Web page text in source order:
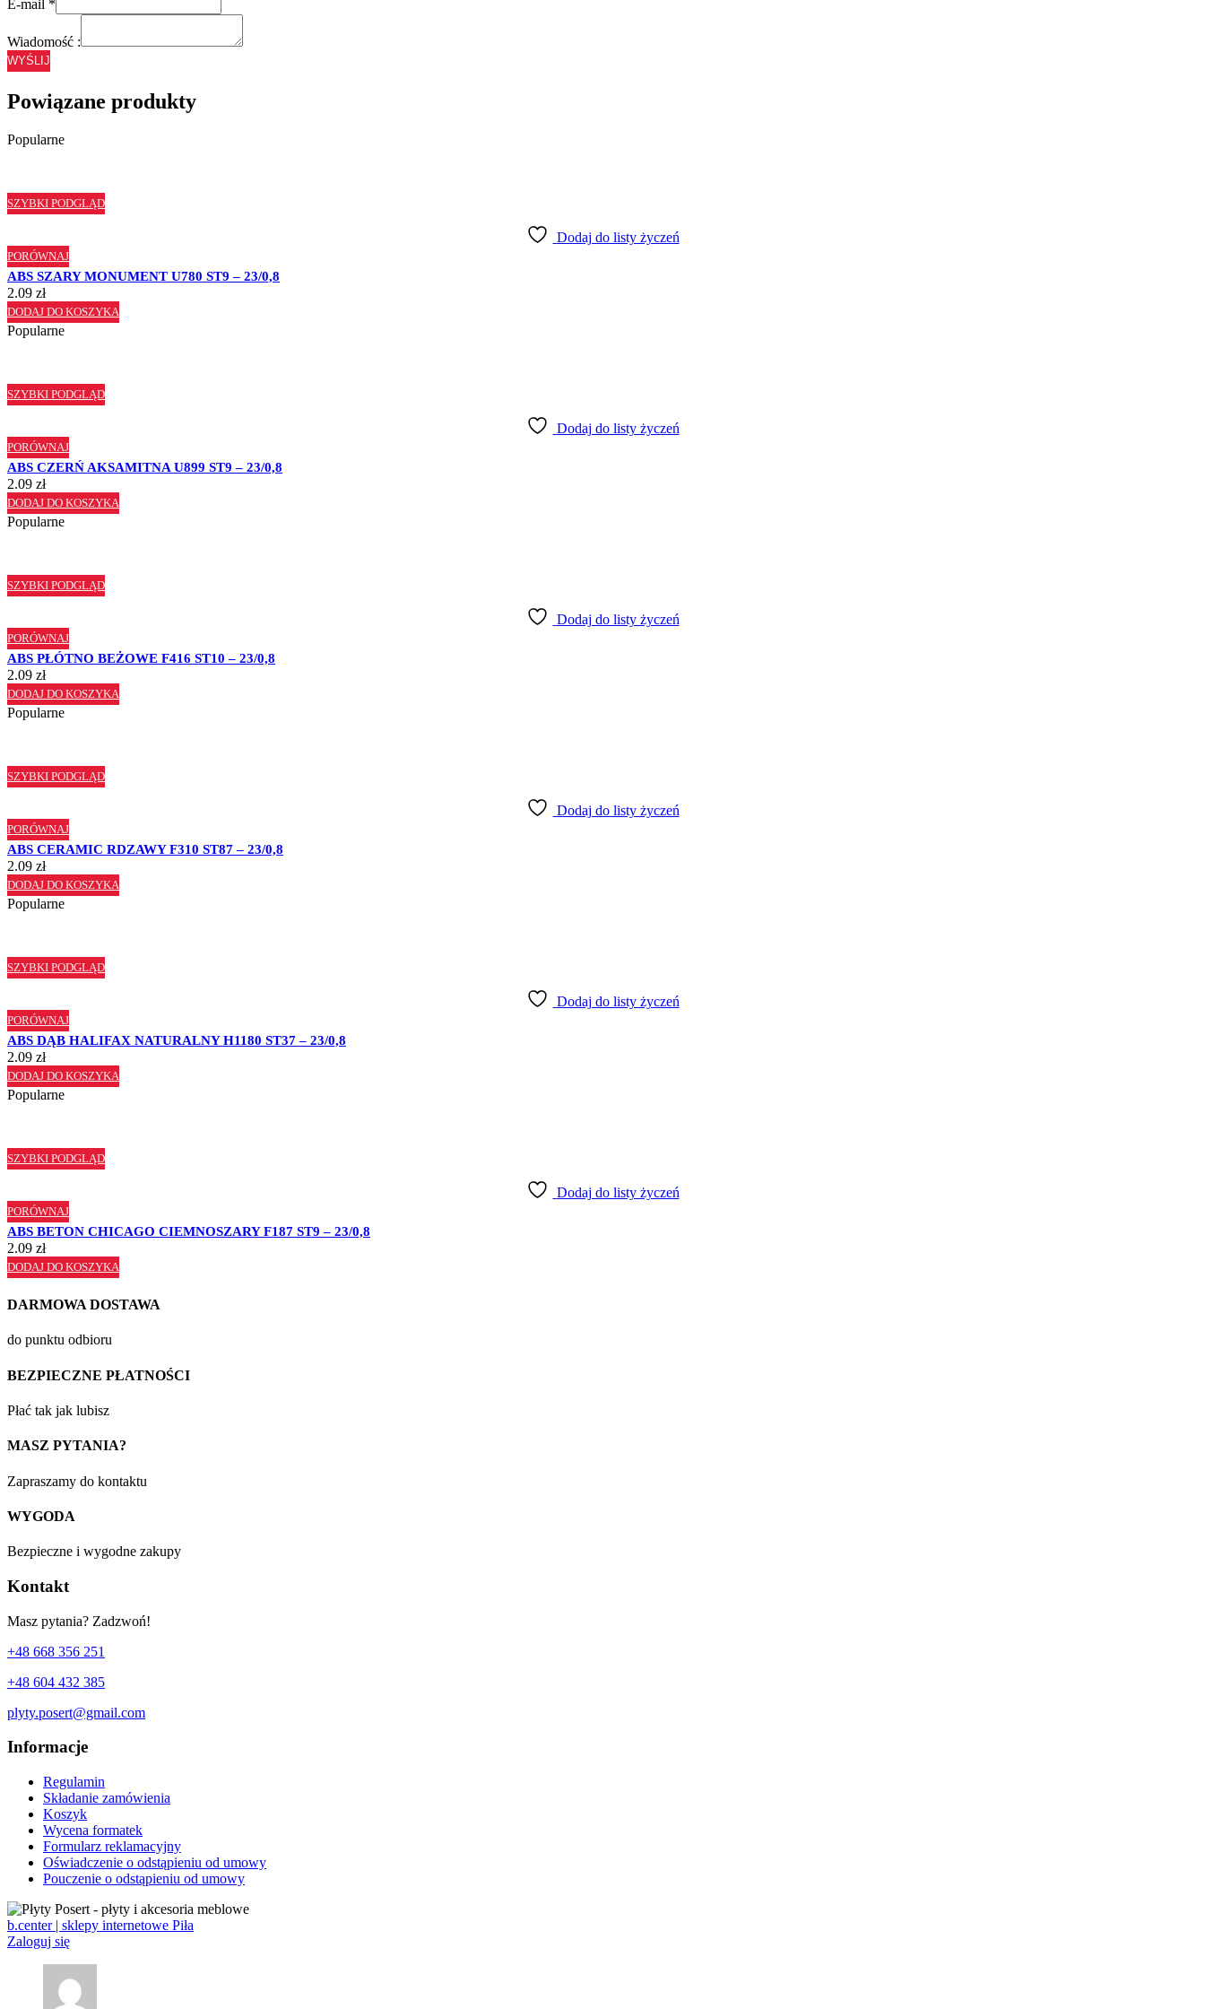
E-mail *
Wiadomość :
WYŚLIJ
Powiązane produkty
Popularne
SZYBKI PODGLĄD
Dodaj do listy życzeń
PORÓWNAJ
ABS SZARY MONUMENT U780 ST9 – 23/0,8
2.09 zł
DODAJ DO KOSZYKA
Popularne
SZYBKI PODGLĄD
Dodaj do listy życzeń
PORÓWNAJ
ABS CZERŃ AKSAMITNA U899 ST9 – 23/0,8
2.09 zł
DODAJ DO KOSZYKA
Popularne
SZYBKI PODGLĄD
Dodaj do listy życzeń
PORÓWNAJ
ABS PŁÓTNO BEŻOWE F416 ST10 – 23/0,8
2.09 zł
DODAJ DO KOSZYKA
Popularne
SZYBKI PODGLĄD
Dodaj do listy życzeń
PORÓWNAJ
ABS CERAMIC RDZAWY F310 ST87 – 23/0,8
2.09 zł
DODAJ DO KOSZYKA
Popularne
SZYBKI PODGLĄD
Dodaj do listy życzeń
PORÓWNAJ
ABS DĄB HALIFAX NATURALNY H1180 ST37 – 23/0,8
2.09 zł
DODAJ DO KOSZYKA
Popularne
SZYBKI PODGLĄD
Dodaj do listy życzeń
PORÓWNAJ
ABS BETON CHICAGO CIEMNOSZARY F187 ST9 – 23/0,8
2.09 zł
DODAJ DO KOSZYKA
DARMOWA DOSTAWA
do punktu odbioru
BEZPIECZNE PŁATNOŚCI
Płać tak jak lubisz
MASZ PYTANIA?
Zapraszamy do kontaktu
WYGODA
Bezpieczne i wygodne zakupy
Kontakt
Masz pytania? Zadzwoń!
+48 668 356 251
+48 604 432 385
plyty.posert@gmail.com
Informacje
Regulamin
Składanie zamówienia
Koszyk
Wycena formatek
Formularz reklamacyjny
Oświadczenie o odstąpieniu od umowy
Pouczenie o odstąpieniu od umowy
b.center | sklepy internetowe Piła
Zaloguj się